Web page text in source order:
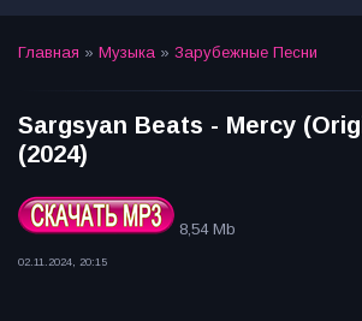
Главная » Музыка » Зарубежные Песни
Sargsyan Beats - Mercy
(2024)
8,54 Mb
02.11.2024, 20:15